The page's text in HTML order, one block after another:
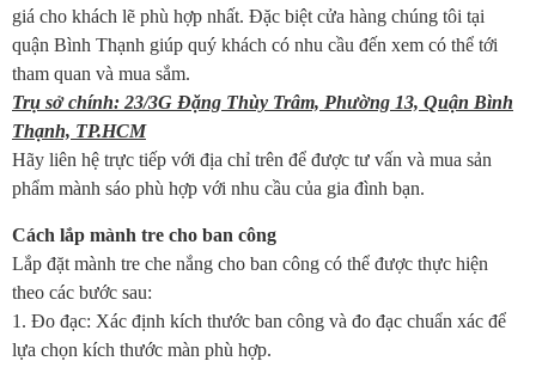
giá cho khách lẽ phù hợp nhất. Đặc biệt cửa hàng chúng tôi tại
quận Bình Thạnh giúp quý khách có nhu cầu đến xem có thể tới
tham quan và mua sắm.
Trụ sở chính: 23/3G Đặng Thùy Trâm, Phường 13, Quận Bình
Thạnh, TP.HCM
Hãy liên hệ trực tiếp với địa chỉ trên để được tư vấn và mua sản
phẩm mành sáo phù hợp với nhu cầu của gia đình bạn.
Cách lắp mành tre cho ban công
Lắp đặt mành tre che nắng cho ban công có thể được thực hiện
theo các bước sau:
1. Đo đạc: Xác định kích thước ban công và đo đạc chuẩn xác để
lựa chọn kích thước màn phù hợp.